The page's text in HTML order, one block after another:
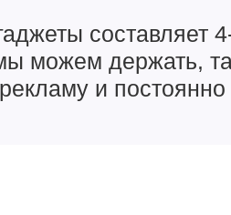
составляет
можем держать,
и постоянно